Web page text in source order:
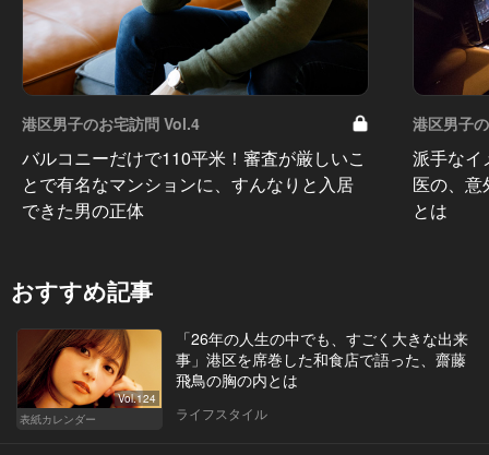
港区男子のお宅訪問 Vol.4
バルコニーだけで110平米！審査が厳しいこ
とで有名なマンションに、すんなりと入居
できた男の正体
港区男子
派手なイ
医の、意
とは
おすすめ記事
Vol.124
表紙カレンダー
「26年の人生の中でも、すごく大きな出来
事」港区を席巻した和食店で語った、齋藤
飛鳥の胸の内とは
ライフスタイル